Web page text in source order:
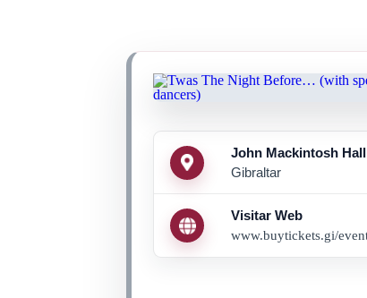
John Mackintosh Hall
Gibraltar
Visitar Web